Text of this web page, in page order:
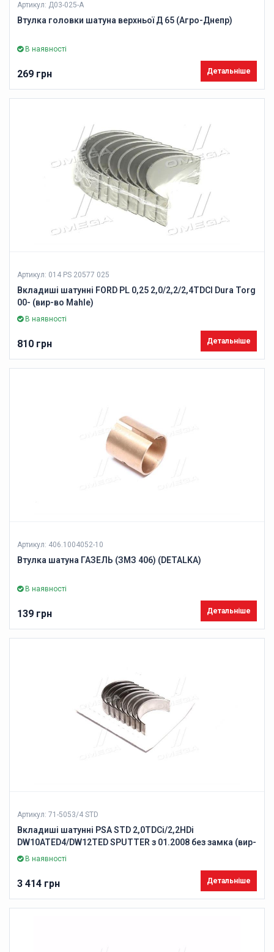
Артикул: Д03-025-А
Втулка головки шатуна верхньої Д 65 (Агро-Днепр)
В наявності
269 грн Детальніше
Артикул: 014 PS 20577 025
Вкладиші шатунні FORD PL 0,25 2,0/2,2/2,4TDCI Dura Torg
00- (вир-во Mahle)
В наявності
810 грн Детальніше
Артикул: 406.1004052-10
Втулка шатуна ГАЗЕЛЬ (ЗМЗ 406) (DETALKA)
В наявності
139 грн Детальніше
Артикул: 71-5053/4 STD
Вкладиші шатунні PSA STD 2,0TDCi/2,2HDi
DW10ATED4/DW12TED SPUTTER з 01.2008 без замка (вир-
во GLYCO)
В наявності
3 414 грн Детальніше